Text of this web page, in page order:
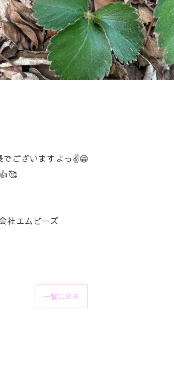
ございますよっ✌️😁
社エムビーズ
一覧に戻る